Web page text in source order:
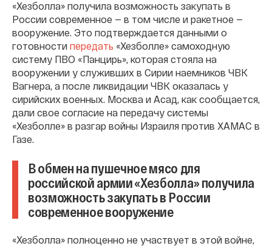
«Хезболла» получила возможность закупать в
России современное — в том числе и ракетное —
вооружение. Это подтверждается данными о
готовности передать «Хезболле» самоходную
систему ПВО «Панцирь», которая стояла на
вооружении у служивших в Сирии наемников ЧВК
Вагнера, а после ликвидации ЧВК оказалась у
сирийских военных. Москва и Асад, как сообщается,
дали свое согласие на передачу системы
«Хезболле» в разгар войны Израиля против ХАМАС в
Газе.
В обмен на пушечное мясо для
российской армии «Хезболла» получила
возможность закупать в России
современное вооружение
«Хезболла» полноценно не участвует в этой войне,